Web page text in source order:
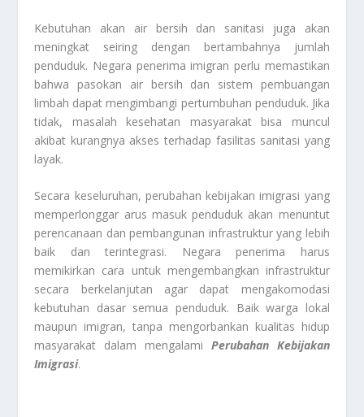
Kebutuhan akan air bersih dan sanitasi juga akan
meningkat seiring dengan bertambahnya jumlah
penduduk. Negara penerima imigran perlu memastikan
bahwa pasokan air bersih dan sistem pembuangan
limbah dapat mengimbangi pertumbuhan penduduk. Jika
tidak, masalah kesehatan masyarakat bisa muncul
akibat kurangnya akses terhadap fasilitas sanitasi yang
layak.
Secara keseluruhan, perubahan kebijakan imigrasi yang
memperlonggar arus masuk penduduk akan menuntut
perencanaan dan pembangunan infrastruktur yang lebih
baik dan terintegrasi. Negara penerima harus
memikirkan cara untuk mengembangkan infrastruktur
secara berkelanjutan agar dapat mengakomodasi
kebutuhan dasar semua penduduk. Baik warga lokal
maupun imigran, tanpa mengorbankan kualitas hidup
masyarakat dalam mengalami Perubahan Kebijakan
Imigrasi.